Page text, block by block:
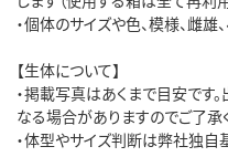
・個体のサイズや色、模様、雌
【生体について】
・掲載写真はあくまで目安です
なる場合がありますのでご了承
・体型やサイズ判断は弊社独自